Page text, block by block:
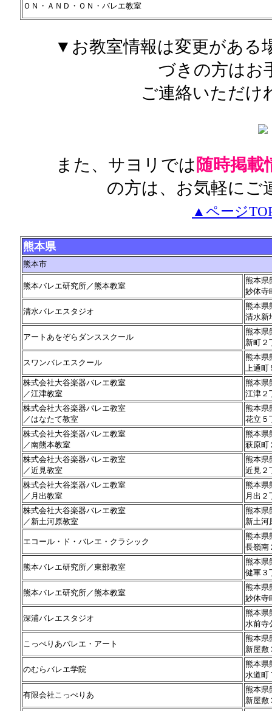
ＯＮ・ＡＮＤ・ＯＮ・バレエ教室
▼お教室情報は変更がある
づきの方はお
ご連絡いただけ
また、サヨリでは 随時掲載
の方は、お気軽にご
▲ページ
熊本県
熊本市
熊本バレエ研究所／熊本教室
熊本県
妙体寺
清水バレエスタジオ
熊本県
清水新
アートあをぞらダンススクール
熊本県
新町２
スワンバレエスクール
熊本県
上通町
株式会社大谷楽器バレエ教室
／江津教室
熊本県
江津２
株式会社大谷楽器バレエ教室
／はなたて教室
熊本県
花立５
株式会社大谷楽器バレエ教室
／南熊本教室
熊本県
萩原町
株式会社大谷楽器バレエ教室
／近見教室
熊本県
近見２
株式会社大谷楽器バレエ教室
／月出教室
熊本県
月出２
株式会社大谷楽器バレエ教室
／新土河原教室
熊本県
新土河
エコール・ド・バレエ・クラシック
熊本県
長嶺南
熊本バレエ研究所／東部教室
熊本県
健軍３
熊本バレエ研究所／熊本教室
熊本県
妙体寺
深浦バレエスタジオ
熊本県
水前寺
こっぺりあバレエ・アート
熊本県
新屋敷
のむらバレエ学院
熊本県
水道町
有限会社こっぺりあ
熊本県
新屋敷